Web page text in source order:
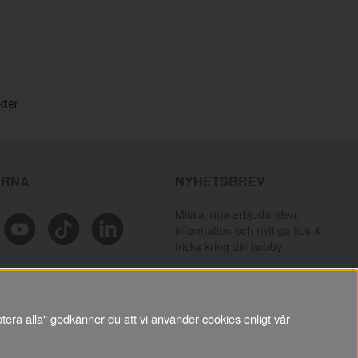
alla" godkänner du att vi använder cookies enligt vår